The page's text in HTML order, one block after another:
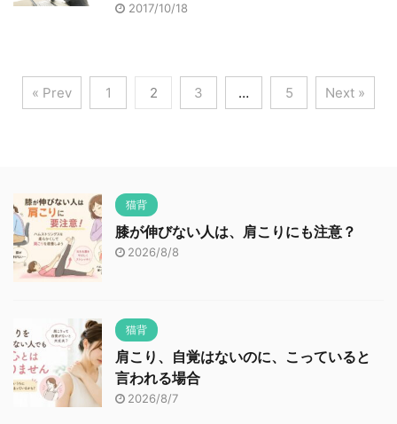
2017/10/18
« Prev 1 2 3 … 5 Next »
猫背
膝が伸びない人は、肩こりにも注意？
2026/8/8
猫背
肩こり、自覚はないのに、こっていると
言われる場合
2026/8/7